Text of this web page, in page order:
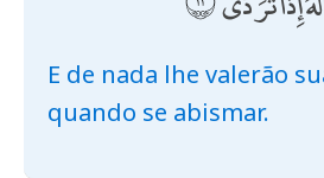
E de nada lhe valerão
quando se abismar.